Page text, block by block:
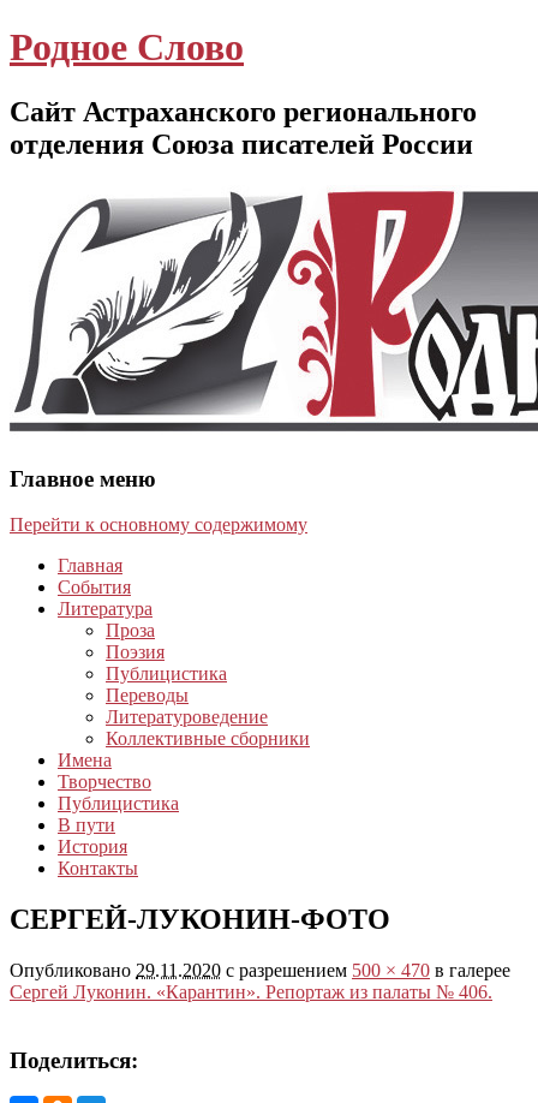
Родное Слово
Сайт Астраханского регионального
отделения Союза писателей России
Главное меню
Перейти к основному содержимому
Главная
События
Литература
Проза
Поэзия
Публицистика
Переводы
Литературоведение
Коллективные сборники
Имена
Творчество
Публицистика
В пути
История
Контакты
СЕРГЕЙ-ЛУКОНИН-ФОТО
Опубликовано 29.11.2020 с разрешением 500 × 470 в галерее
Сергей Луконин. «Карантин». Репортаж из палаты № 406.
Поделиться: